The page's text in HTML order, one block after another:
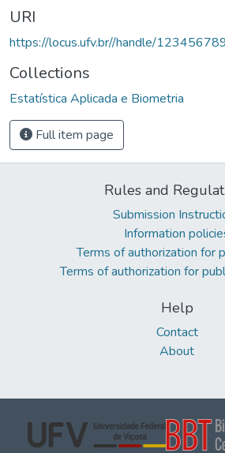
URI
https://locus.ufv.br//handle/
Collections
Estatística Aplicada e Biometria
Full item page
Rules and
Submission
Information
Terms of authorization for
Terms of authorization for
Help
Contact
About